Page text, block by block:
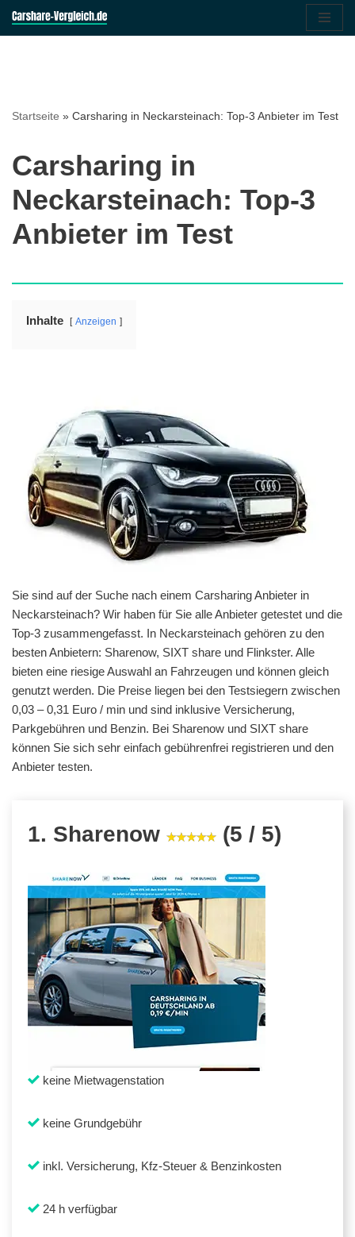
Startseite » Carsharing in Neckarsteinach: Top-3 Anbieter im Test
Carsharing in
Neckarsteinach: Top-3
Anbieter im Test
Inhalte Anzeigen
Sie sind auf der Suche nach einem Carsharing Anbieter in
Neckarsteinach? Wir haben für Sie alle Anbieter getestet und die
Top-3 zusammengefasst. In Neckarsteinach gehören zu den
besten Anbietern: Sharenow, SIXT share und Flinkster. Alle
bieten eine riesige Auswahl an Fahrzeugen und können gleich
genutzt werden. Die Preise liegen bei den Testsiegern zwischen
0,03 – 0,31 Euro / min und sind inklusive Versicherung,
Parkgebühren und Benzin. Bei Sharenow und SIXT share
können Sie sich sehr einfach gebührenfrei registrieren und den
Anbieter testen.
1. Sharenow (5 / 5)
keine Mietwagenstation
keine Grundgebühr
inkl. Versicherung, Kfz-Steuer & Benzinkosten
24 h verfügbar